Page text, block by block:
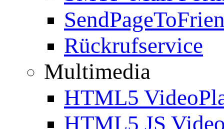
Rückrufservice
Multimedia
HTML5
HTML5 JS